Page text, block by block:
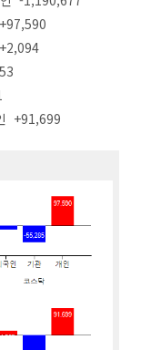
+91,699